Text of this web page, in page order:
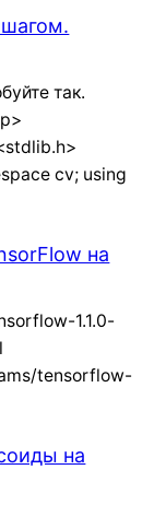
шагом.
так.
cv; using
на
1.1.0-
tensorflow-
на